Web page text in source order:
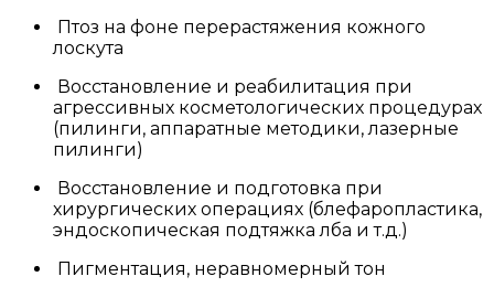
Птоз на фоне перерастяжения кожного
лоскута
Восстановление и реабилитация при
агрессивных косметологических процедурах
(пилинги, аппаратные методики, лазерные
пилинги)
Восстановление и подготовка при
хирургических операциях (блефаропластика,
эндоскопическая подтяжка лба и т.д.)
Пигментация, неравномерный тон